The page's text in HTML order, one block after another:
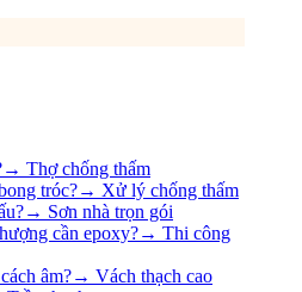
→ Thợ chống thấm
tróc?→ Xử lý chống thấm
→ Sơn nhà trọn gói
cần epoxy?→ Thi công
âm?→ Vách thạch cao